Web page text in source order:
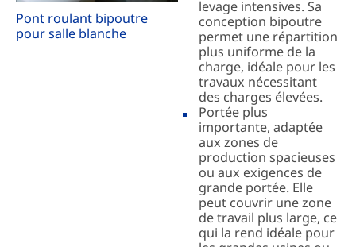
Pont roulant bipoutre
pour salle blanche
levage intensives. Sa
conception bipoutre
permet une répartition
plus uniforme de la
charge, idéale pour les
travaux nécessitant
des charges élevées.
Portée plus
importante, adaptée
aux zones de
production spacieuses
ou aux exigences de
grande portée. Elle
peut couvrir une zone
de travail plus large, ce
qui la rend idéale pour